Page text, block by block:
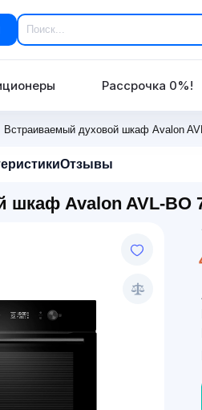
Рассрочка 0%!
Встраиваемый духовой шкаф Avalon
Отзывы
шкаф Avalon AVL-BO